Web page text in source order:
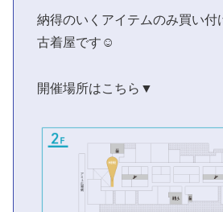
納得のいくアイテムのみ買い付
古着屋です☺︎
開催場所はこちら▼